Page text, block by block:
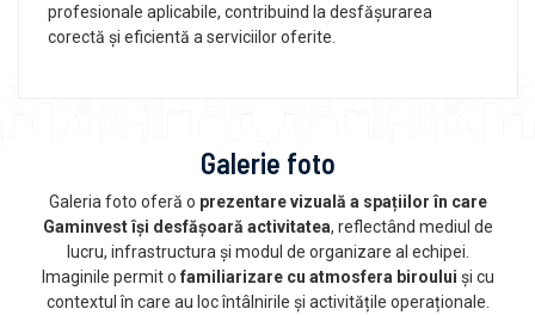
profesionale aplicabile, contribuind la desfășurarea
corectă și eficientă a serviciilor oferite.
Galerie foto
Galeria foto oferă o prezentare vizuală a spațiilor în care
Gaminvest își desfășoară activitatea, reflectând mediul de
lucru, infrastructura și modul de organizare al echipei.
Imaginile permit o familiarizare cu atmosfera biroului și cu
contextul în care au loc întâlnirile și activitățile operaționale.